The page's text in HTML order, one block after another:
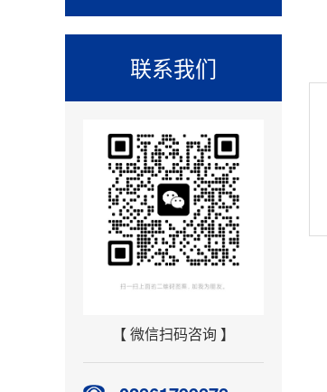
联系我们
【 微信扫码咨询 】